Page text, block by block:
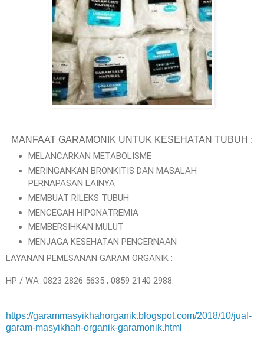
MANFAAT GARAMONIK UNTUK KESEHATAN TUBUH :
MELANCARKAN METABOLISME
MERINGANKAN BRONKITIS DAN MASALAH
PERNAPASAN LAINYA
MEMBUAT RILEKS TUBUH
MENCEGAH HIPONATREMIA
MEMBERSIHKAN MULUT
MENJAGA KESEHATAN PENCERNAAN
LAYANAN PEMESANAN GARAM ORGANIK :
HP / WA :0823 2826 5635 , 0859 2140 2988
https://garammasyikhahorganik.blogspot.com/2018/10/jual-
garam-masyikhah-organik-garamonik.html